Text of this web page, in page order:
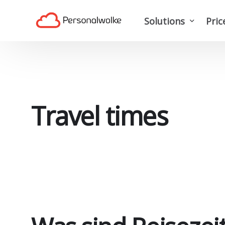
Solutions
Digital personnel
Travel times